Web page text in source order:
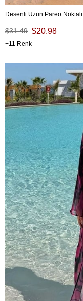
Desenli Uzun Pareo Noktalı
$20.98
$31.49
11